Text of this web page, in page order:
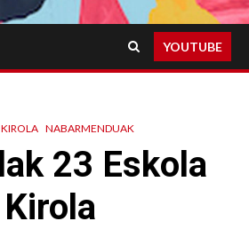
YOUTUBE
NABARMENDUAK
23 Eskola
Kirola